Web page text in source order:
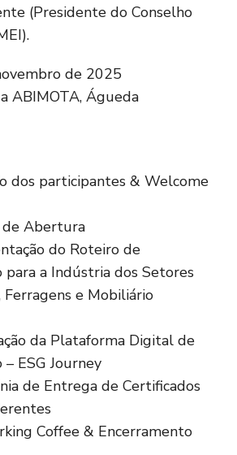
(Presidente do Conselho
de 2025
ABIMOTA, Águeda
dos participantes & Welcome
de Abertura
do Roteiro de
para a Indústria dos Setores
Ferragens e Mobiliário
da Plataforma Digital de
– ESG Journey
de Entrega de Certificados
Coffee & Encerramento